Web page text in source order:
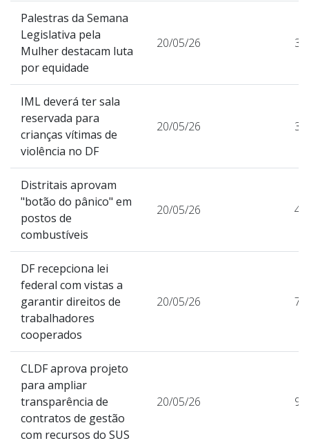
Palestras da Semana
Legislativa pela
Mulher destacam luta
por equidade
20/05/26
IML deverá ter sala
reservada para
crianças vítimas de
violência no DF
20/05/26
Distritais aprovam
"botão do pânico" em
postos de
combustíveis
20/05/26
DF recepciona lei
federal com vistas a
garantir direitos de
trabalhadores
cooperados
20/05/26
CLDF aprova projeto
para ampliar
transparência de
contratos de gestão
com recursos do SUS
20/05/26